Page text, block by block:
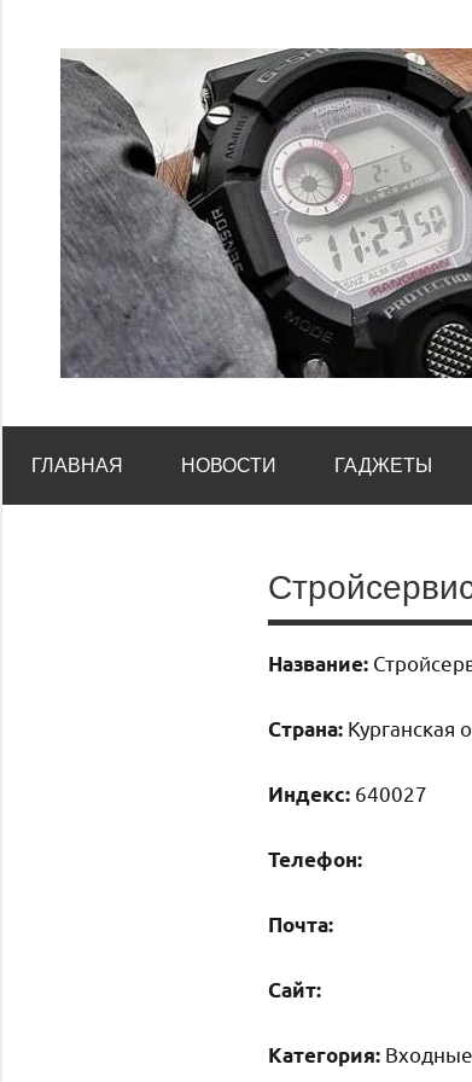
содержимому
ГЛАВНАЯ НОВОСТИ ГАДЖЕТЫ
Название:
Страна: Курганская
Индекс: 640027
Телефон:
Почта:
Cайт:
Категория: